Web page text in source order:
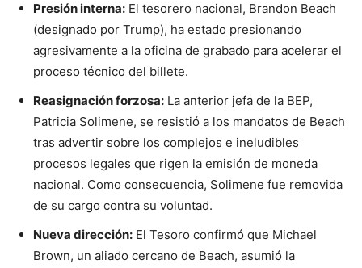
Presión interna: El tesorero nacional, Brandon Beach
(designado por Trump), ha estado presionando
agresivamente a la oficina de grabado para acelerar el
proceso técnico del billete.
Reasignación forzosa: La anterior jefa de la BEP,
Patricia Solimene, se resistió a los mandatos de Beach
tras advertir sobre los complejos e ineludibles
procesos legales que rigen la emisión de moneda
nacional. Como consecuencia, Solimene fue removida
de su cargo contra su voluntad.
Nueva dirección: El Tesoro confirmó que Michael
Brown, un aliado cercano de Beach, asumió la